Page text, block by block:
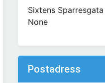
Sixtens
None
Postadress